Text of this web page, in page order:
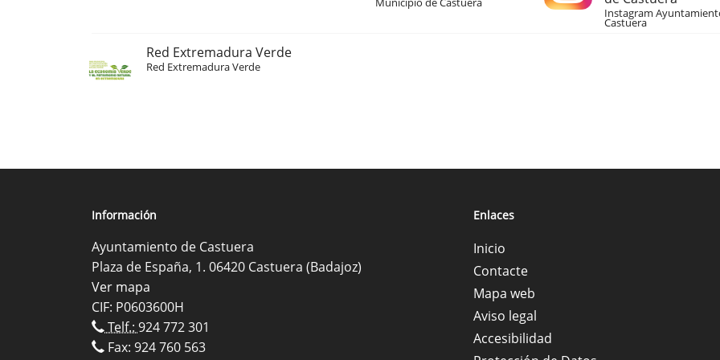
Instagram
Castuera
Red Extremadura Verde
Red Extremadura Verde
Información
Ayuntamiento de Castuera
Plaza de España, 1. 06420 Castuera (Badajoz)
Ver mapa
CIF: P0603600H
Telf.:924 772 301
Fax: 924 760 563
Enlaces
Inicio
Contacte
Mapa web
Aviso legal
Accesibilidad